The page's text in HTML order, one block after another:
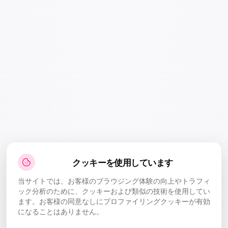
クッキーを使用しています
当サイトでは、お客様のブラウジング体験の向上やトラフィ
ック分析のために、クッキーおよび類似の技術を使用してい
ます。お客様の同意なしにプロファイリングクッキーが有効
になることはありません。